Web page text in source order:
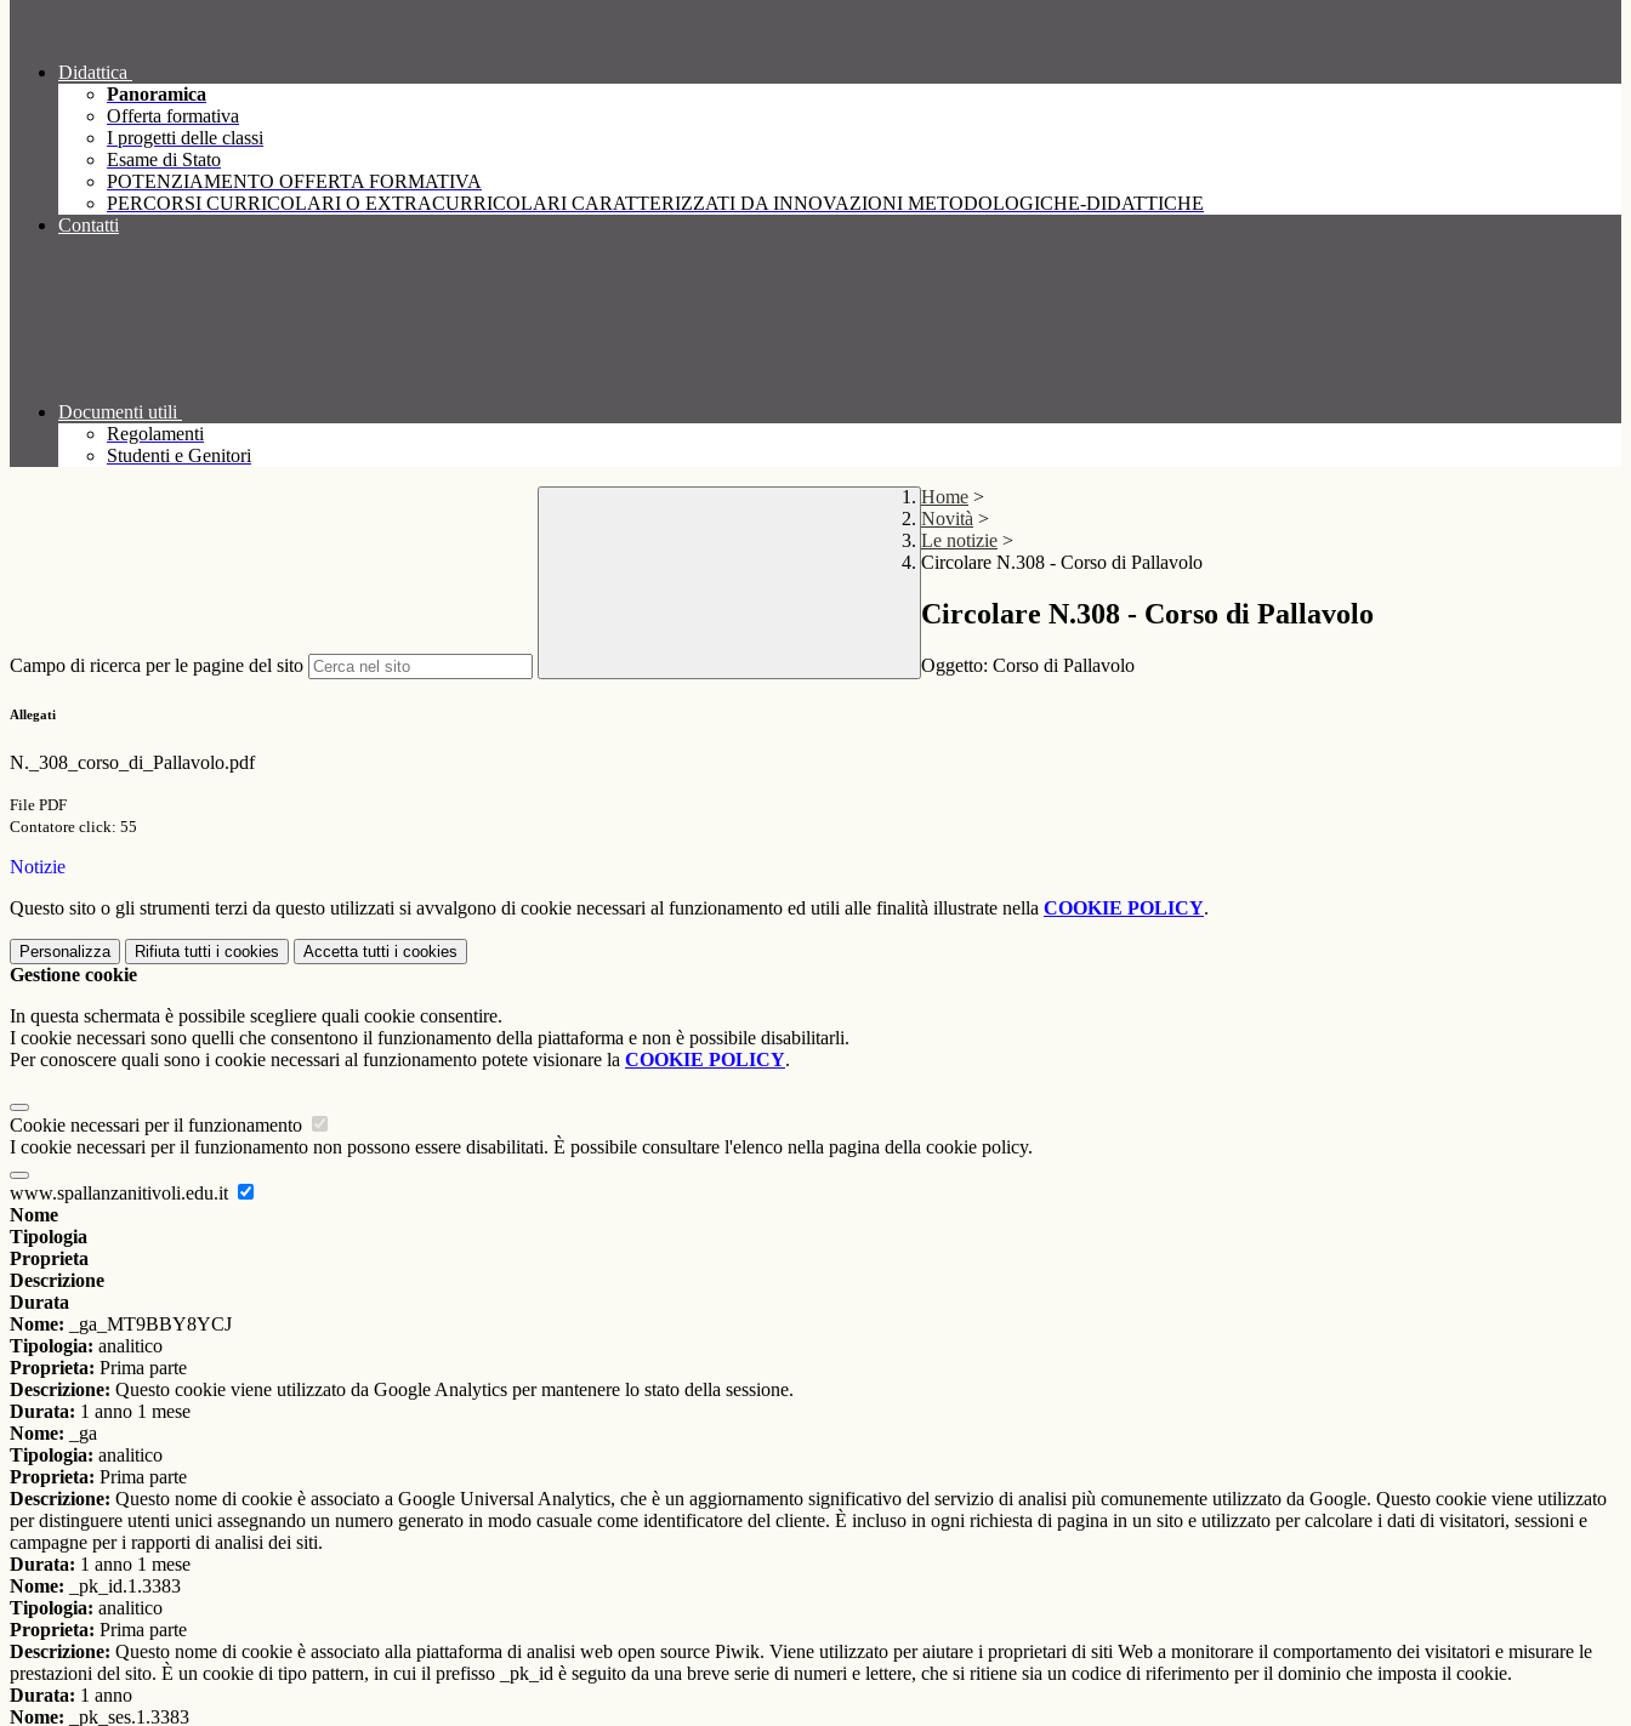
Didattica
Panoramica
Offerta formativa
I progetti delle classi
Esame di Stato
POTENZIAMENTO OFFERTA FORMATIVA
PERCORSI CURRICOLARI O EXTRACURRICOLARI CARATTERIZZATI DA INNOVAZIONI METODOLOGICHE-DIDATTICHE
Contatti
Documenti utili
Regolamenti
Studenti e Genitori
Campo di ricerca per le pagine del sito
Home >
Novità >
Le notizie >
Circolare N.308 - Corso di Pallavolo
Circolare N.308 - Corso di Pallavolo
Oggetto: Corso di Pallavolo
Allegati
N._308_corso_di_Pallavolo.pdf
File PDF
Contatore click: 55
Notizie
Questo sito o gli strumenti terzi da questo utilizzati si avvalgono di cookie necessari al funzionamento ed utili alle finalità illustrate nella COOKIE POLICY.
Personalizza Rifiuta tutti i cookies Accetta tutti i cookies
Gestione cookie
In questa schermata è possibile scegliere quali cookie consentire.
I cookie necessari sono quelli che consentono il funzionamento della piattaforma e non è possibile disabilitarli.
Per conoscere quali sono i cookie necessari al funzionamento potete visionare la COOKIE POLICY.
Cookie necessari per il funzionamento
I cookie necessari per il funzionamento non possono essere disabilitati. È possibile consultare l'elenco nella pagina della cookie policy.
www.spallanzanitivoli.edu.it
Nome
Tipologia
Proprieta
Descrizione
Durata
Nome: _ga_MT9BBY8YCJ
Tipologia: analitico
Proprieta: Prima parte
Descrizione: Questo cookie viene utilizzato da Google Analytics per mantenere lo stato della sessione.
Durata: 1 anno 1 mese
Nome: _ga
Tipologia: analitico
Proprieta: Prima parte
Descrizione: Questo nome di cookie è associato a Google Universal Analytics, che è un aggiornamento significativo del servizio di analisi più comunemente utilizzato da Google. Questo cookie viene utilizzato
per distinguere utenti unici assegnando un numero generato in modo casuale come identificatore del cliente. È incluso in ogni richiesta di pagina in un sito e utilizzato per calcolare i dati di visitatori, sessioni e
campagne per i rapporti di analisi dei siti.
Durata: 1 anno 1 mese
Nome: _pk_id.1.3383
Tipologia: analitico
Proprieta: Prima parte
Descrizione: Questo nome di cookie è associato alla piattaforma di analisi web open source Piwik. Viene utilizzato per aiutare i proprietari di siti Web a monitorare il comportamento dei visitatori e misurare le
prestazioni del sito. È un cookie di tipo pattern, in cui il prefisso _pk_id è seguito da una breve serie di numeri e lettere, che si ritiene sia un codice di riferimento per il dominio che imposta il cookie.
Durata: 1 anno
Nome: _pk_ses.1.3383